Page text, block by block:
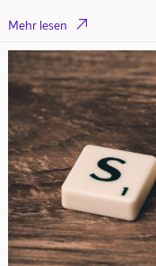
Mehr lesen 